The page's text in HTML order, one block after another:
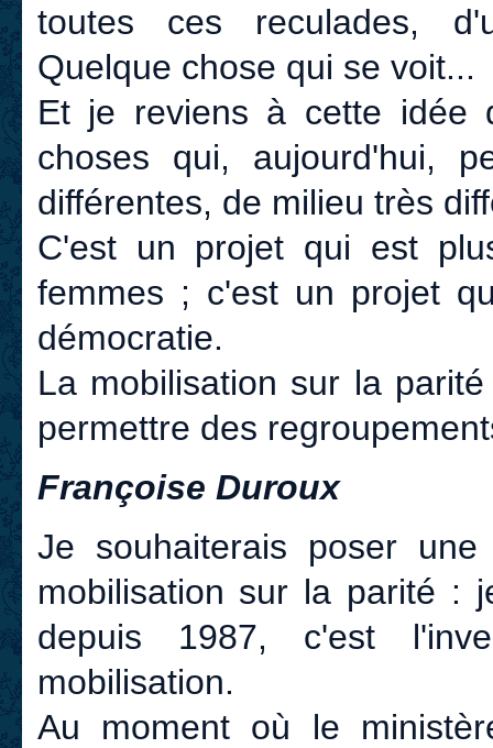
toutes ces reculades,
Quelque chose qui se voit...
Et je reviens à cette idée
choses qui, aujourd'hui,
différentes, de milieu très
C'est un projet qui est
femmes ; c'est un projet
démocratie.
La mobilisation sur la
permettre des
Françoise Duroux
Je souhaiterais poser
mobilisation sur la parité :
depuis 1987, c'est
mobilisation.
Au moment où le